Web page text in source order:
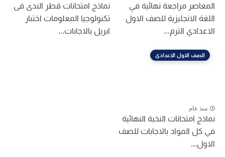
المعاصر مراجعة نهائية في
اللغة الانجليزية للصف الاول
الاعدادي الترم...
نماذج امتحانات قطر الندى فى
تكنولوجيا المعلومات اختبار
ابريل بالاجابات...
الصف الاول الاعدادى
منذ عام
نماذج امتحانات النخبة النهائية
في كل المواد بالاجابات للصف
الاول...